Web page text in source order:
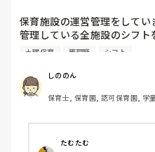
保育施設の運営管理をしてい
管理している全施設のシフ
曜保育だけは入れる方が少
て入職しているはずですが、
出勤が出来ない方ばかりです。
①土曜日の希望休は2日まで
②毎月、必ず土曜保育に入る
土曜保育 管理職 シフト
しののん
保育士, 保育園, 認可保育園, 学
たむたむ